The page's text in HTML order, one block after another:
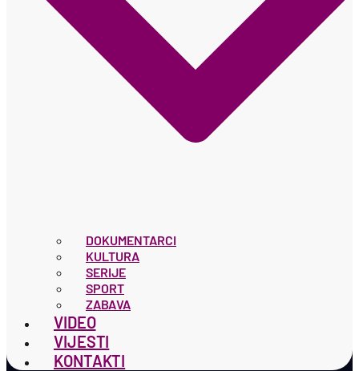
DOKUMENTARCI
KULTURA
SERIJE
SPORT
ZABAVA
VIDEO
VIJESTI
KONTAKTI